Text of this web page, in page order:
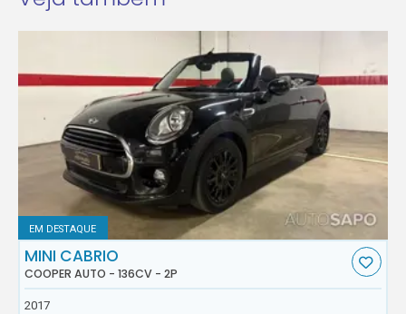
EM DESTAQUE
MINI CABRIO
COOPER AUTO - 136CV - 2P
2017